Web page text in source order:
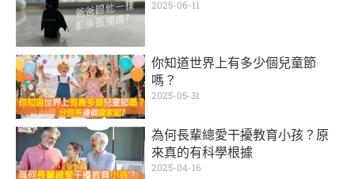
2025-06-11
你知道世界上有多少個兒童節
嗎？
2025-05-31
為何長輩總愛干擾教育小孩？原
來真的有科學根據
2025-04-16